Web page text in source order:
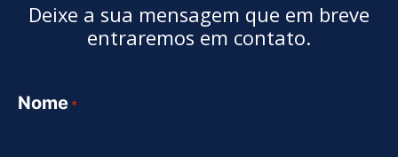
Deixe a sua mensagem que em breve
entraremos em contato.
Nome *